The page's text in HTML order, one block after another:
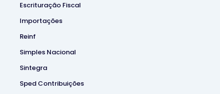
Escrituração Fiscal
Importações
Reinf
Simples Nacional
Sintegra
Sped Contribuições